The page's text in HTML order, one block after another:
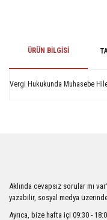
ÜRÜN BILGISI
Vergi Hukukunda Muhasebe
Ürün açıklamasında
Ürün bilgilerinde hatalar
Aklında cevapsız sorular mı
yazabilir, sosyal medya
Ayrıca, bize hafta içi 09:30 -